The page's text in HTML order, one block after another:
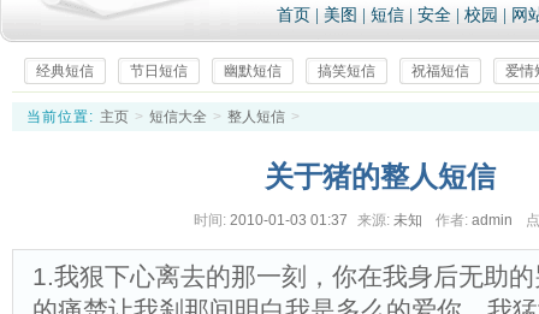
首页 美图 短信 安全 校园 网
经典短信 节日短信 幽默短信 搞笑短信 祝福短信 爱情
当前位置: 主页 > 短信大全 > 整人短信 >
关于猪的整人短信
时间: 2010-01-03 01:37 来源: 未知 作者: admin
1.我狠下心离去的那一刻，你在我身后无助